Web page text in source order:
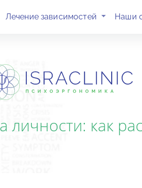
Лечение зависимостей (current)
Наши
личности: как